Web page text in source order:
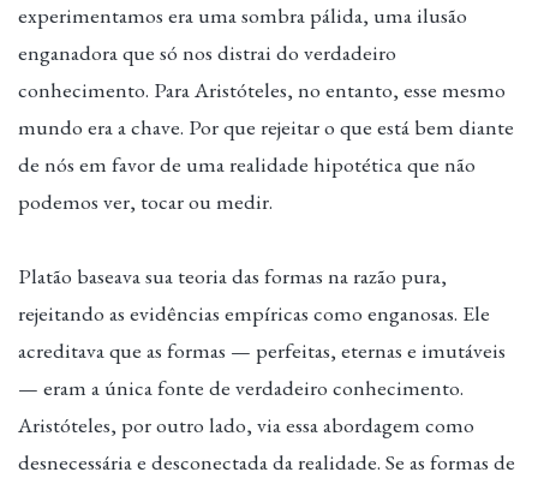
experimentamos era uma sombra pálida, uma ilusão
enganadora que só nos distrai do verdadeiro
conhecimento. Para Aristóteles, no entanto, esse mesmo
mundo era a chave. Por que rejeitar o que está bem diante
de nós em favor de uma realidade hipotética que não
podemos ver, tocar ou medir.
Platão baseava sua teoria das formas na razão pura,
rejeitando as evidências empíricas como enganosas. Ele
acreditava que as formas — perfeitas, eternas e imutáveis
— eram a única fonte de verdadeiro conhecimento.
Aristóteles, por outro lado, via essa abordagem como
desnecessária e desconectada da realidade. Se as formas de